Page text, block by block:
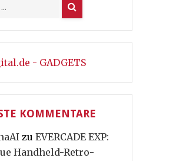
- GADGETS
KOMMENTARE
zu EVERCADE EXP:
Handheld-Retro-